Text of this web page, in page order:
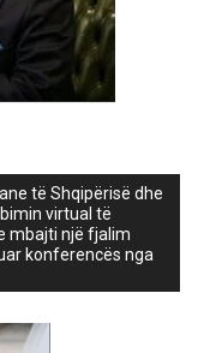
të Shqipërisë dhe
virtual të
mbajti një fjalim
konferencës nga